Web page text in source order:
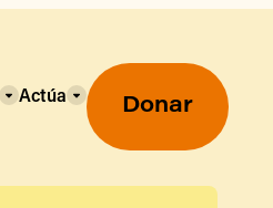
Actúa Donar